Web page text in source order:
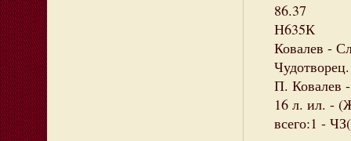
86.37
Н635К
Ковалев -
П. Ковалев
16 л. ил. -
всего:1 -